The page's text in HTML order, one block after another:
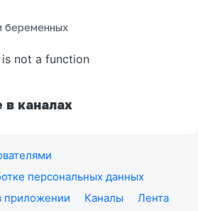
беременных
not a function
каналах
персональных данных
приложении Каналы
Лента